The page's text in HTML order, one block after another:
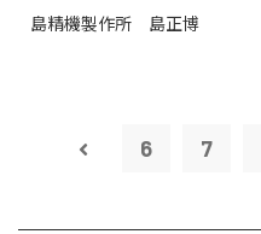
島精機製作所 島正博
6 7